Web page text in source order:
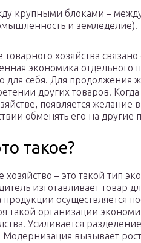
крупными блоками –
и земледелие).
товарного хозяйства
экономика отдельного
для себя. Для продолжения
других товаров.
появляется
обменять его на другие
такое?
хозяйство – это такой тип
изготавливает товар
продукции осуществляется
такой организации
Усиливается
вызывает